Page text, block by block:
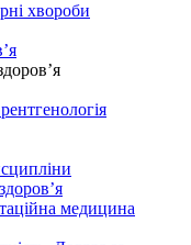
хвороби
медицина